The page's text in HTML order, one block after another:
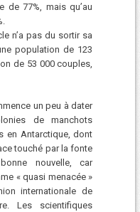
de 77%, mais qu’au
n’a pas du sortir sa
population de 123
de 53 000 couples,
un peu à dater
de manchots
en Antarctique, dont
touché par la fonte
nouvelle, car
« quasi menacée »
internationale de
Les scientifiques